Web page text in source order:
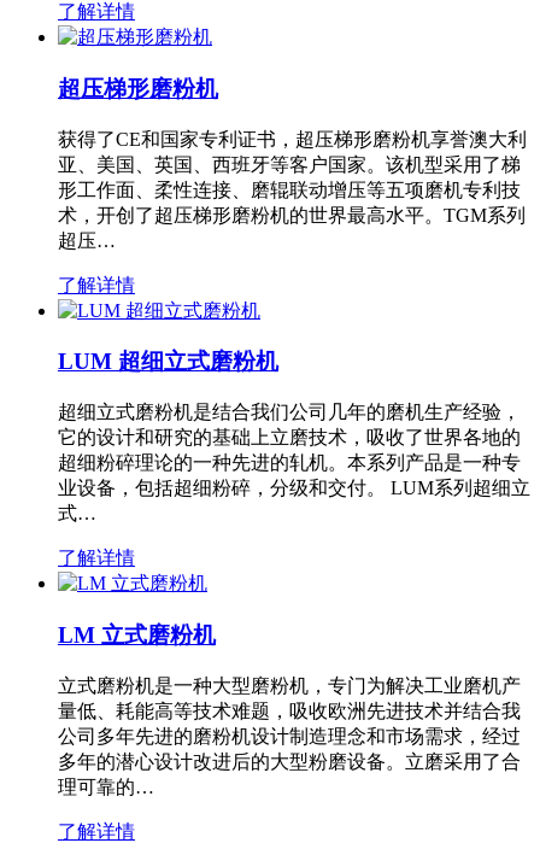
了解详情
超压梯形磨粉机
获得了CE和国家专利证书，超压梯形磨粉机享誉澳大利
亚、美国、英国、西班牙等客户国家。该机型采用了梯
形工作面、柔性连接、磨辊联动增压等五项磨机专利技
术，开创了超压梯形磨粉机的世界最高水平。TGM系列
超压…
了解详情
LUM 超细立式磨粉机
超细立式磨粉机是结合我们公司几年的磨机生产经验，
它的设计和研究的基础上立磨技术，吸收了世界各地的
超细粉碎理论的一种先进的轧机。本系列产品是一种专
业设备，包括超细粉碎，分级和交付。 LUM系列超细立
式…
了解详情
LM 立式磨粉机
立式磨粉机是一种大型磨粉机，专门为解决工业磨机产
量低、耗能高等技术难题，吸收欧洲先进技术并结合我
公司多年先进的磨粉机设计制造理念和市场需求，经过
多年的潜心设计改进后的大型粉磨设备。立磨采用了合
理可靠的…
了解详情